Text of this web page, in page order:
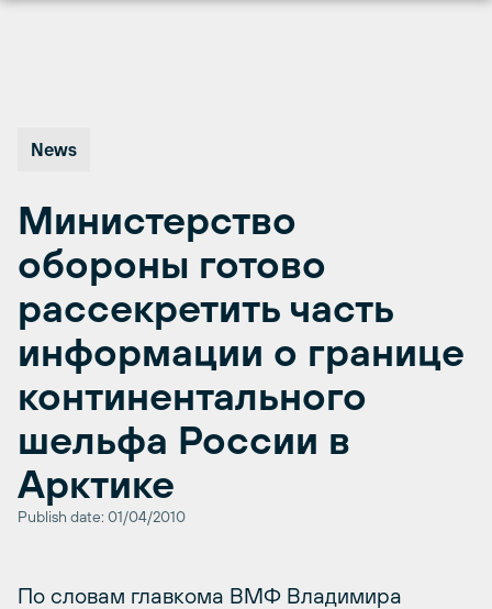
News
Министерство
обороны готово
рассекретить часть
информации о границе
континентального
шельфа России в
Арктике
Publish date: 01/04/2010
По словам главкома ВМФ Владимира